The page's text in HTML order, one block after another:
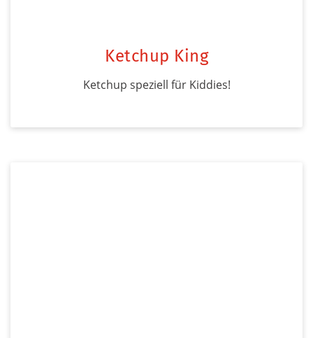
Ketchup King
Ketchup speziell für Kiddies!